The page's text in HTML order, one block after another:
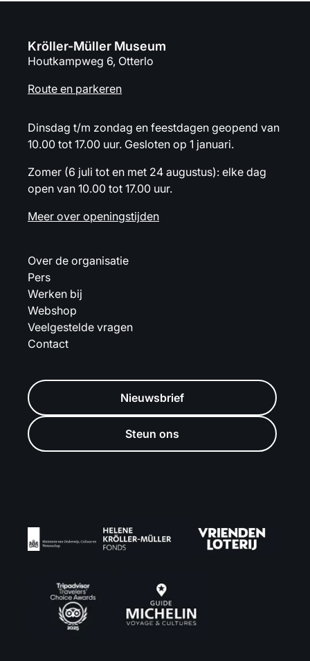
Kröller-Müller Museum
Houtkampweg 6, Otterlo
Route en parkeren
Dinsdag t/m zondag en feestdagen geopend van
10.00 tot 17.00 uur. Gesloten op 1 januari.
Zomer (6 juli tot en met 24 augustus): elke dag
open van 10.00 tot 17.00 uur.
Meer over openingstijden
Over de organisatie
Pers
Werken bij
Webshop
Veelgestelde vragen
Contact
Nieuwsbrief
Steun ons